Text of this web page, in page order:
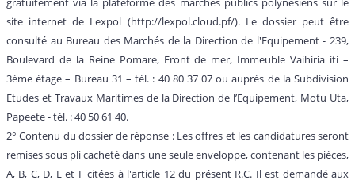
site internet de Lexpol (http://lexpol.cloud.pf/). Le dossier peut être
consulté au Bureau des Marchés de la Direction de l'Equipement - 239,
Boulevard de la Reine Pomare, Front de mer, Immeuble Vaihiria iti –
3ème étage – Bureau 31 – tél. : 40 80 37 07 ou auprès de la Subdivision
Etudes et Travaux Maritimes de la Direction de l’Equipement, Motu Uta,
Papeete - tél. : 40 50 61 40.
2° Contenu du dossier de réponse : Les offres et les candidatures seront
remises sous pli cacheté dans une seule enveloppe, contenant les pièces,
A, B, C, D, E et F citées à l'article 12 du présent R.C. Il est demandé aux